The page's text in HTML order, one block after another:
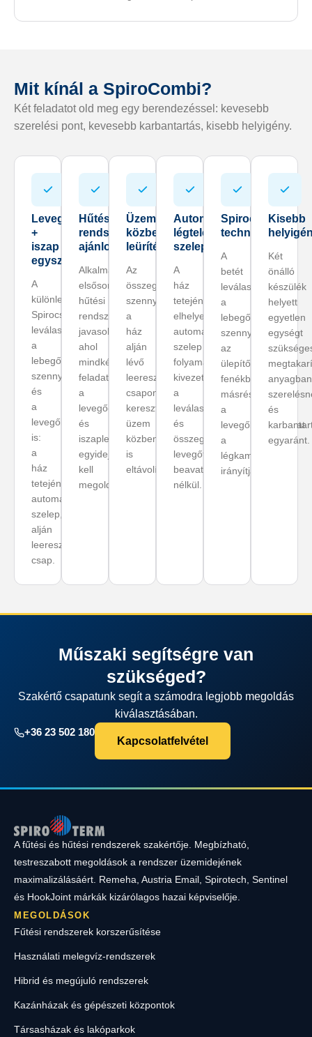
Mit kínál a SpiroCombi?
Két feladatot old meg egy berendezéssel: kevesebb
szerelési pont, kevesebb karbantartás, kisebb helyigény.
Levegő
+
iszap
egyszerre
A
különleges
Spirocső
leválasztja
a
lebegő
szennyeződéseket
és
a
levegőbuborékokat
is:
a
ház
tetején
automata
szelep,
alján
leeresztő
csap.
Hűtési
rendszerekbe
ajánlott
Alkalmazása
elsősorban
hűtési
rendszerekben
javasolt,
ahol
mindkét
feladatot,
a
levegő-
és
iszapleválasztást
egyidejűleg
kell
megoldani.
Üzem
közbeni
leürítés
Az
összegyűlt
szennyeződés
a
ház
alján
lévő
leeresztő
csapon
keresztül
üzem
közben
is
eltávolítható.
Automatikus
légtelenítő
szelep
A
ház
tetején
elhelyezett
automata
szelep
folyamatosan
kivezeti
a
leválasztott
és
összegyűlt
levegőt,
beavatkozás
nélkül.
Spirocső
technológia
A
betét
leválasztja
a
lebegő
szennyeződéseket
az
ülepítő
fenékbe,
másrészt
a
levegőbuborékokat
a
légkamrába
irányítja.
Kisebb
Két
önálló
készülék
helyett
egyetlen
egység
és
egyaránt.
Műszaki segítségre van
szükséged?
Szakértő csapatunk segít a számodra legjobb megoldás
kiválasztásában.
+36 23 502 180
Kapcsolatfelvétel
A fűtési és hűtési rendszerek szakértője. Megbízható,
testreszabott megoldások a rendszer üzemidejének
maximalizálásáért. Remeha, Austria Email, Spirotech, Sentinel
és HookJoint márkák kizárólagos hazai képviselője.
MEGOLDÁSOK
Fűtési rendszerek korszerűsítése
Használati melegvíz-rendszerek
Hibrid és megújuló rendszerek
Kazánházak és gépészeti központok
Társasházak és lakóparkok